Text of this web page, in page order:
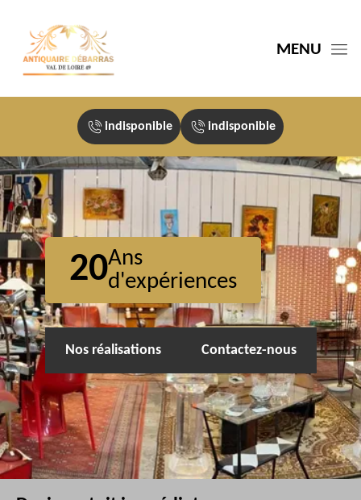
MENU
indisponible indisponible
20Ans
d'expériences
Nos réalisations Contactez-nous